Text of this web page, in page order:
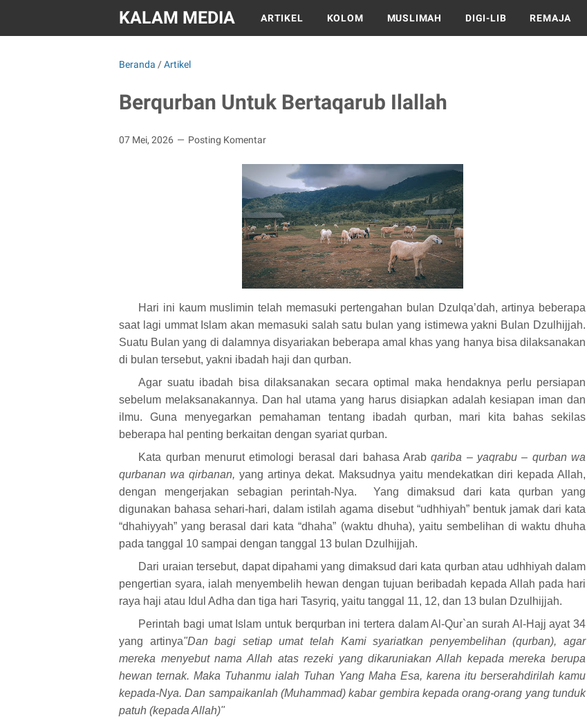
KALAM MEDIA ARTIKEL KOLOM MUSLIMAH DIGI-LIB REMAJA
Beranda /Artikel
Berqurban Untuk Bertaqarub Ilallah
07 Mei, 2026 Posting Komentar
Hari ini kaum muslimin telah memasuki pertengahan bulan Dzulqa’dah, artinya beberapa
saat lagi ummat Islam akan memasuki salah satu bulan yang istimewa yakni Bulan Dzulhijjah.
Suatu Bulan yang di dalamnya disyariakan beberapa amal khas yang hanya bisa dilaksanakan
di bulan tersebut, yakni ibadah haji dan qurban.
Agar suatu ibadah bisa dilaksanakan secara optimal maka hendaknya perlu persiapan
sebelum melaksanakannya. Dan hal utama yang harus disiapkan adalah kesiapan iman dan
ilmu. Guna menyegarkan pemahaman tentang ibadah qurban, mari kita bahas sekilas
beberapa hal penting berkaitan dengan syariat qurban.
Kata qurban menurut etimologi berasal dari bahasa Arabqariba – yaqrabu – qurban wa
qurbanan wa qirbanan, yang artinya dekat. Maksudnya yaitu mendekatkan diri kepada Allah,
dengan mengerjakan sebagian perintah-Nya. Yang dimaksud dari kata qurban yang
digunakan bahasa sehari-hari, dalam istilah agama disebut “udhhiyah” bentuk jamak dari kata
“dhahiyyah” yang berasal dari kata “dhaha” (waktu dhuha), yaitu sembelihan di waktu dhuha
pada tanggal 10 sampai dengan tanggal 13 bulan Dzulhijjah.
Dari uraian tersebut, dapat dipahami yang dimaksud dari kata qurban atau udhhiyah dalam
pengertian syara, ialah menyembelih hewan dengan tujuan beribadah kepada Allah pada hari
raya haji atau Idul Adha dan tiga hari Tasyriq, yaitu tanggal 11, 12, dan 13 bulan Dzulhijjah.
Perintah bagi umat Islam untuk berqurban ini tertera dalam Al-Qur`an surah Al-Hajj ayat 34
yang artinya"Dan bagi setiap umat telah Kami syariatkan penyembelihan (qurban), agar
mereka menyebut nama Allah atas rezeki yang dikaruniakan Allah kepada mereka berupa
hewan ternak. Maka Tuhanmu ialah Tuhan Yang Maha Esa, karena itu berserahdirilah kamu
kepada-Nya. Dan sampaikanlah (Muhammad) kabar gembira kepada orang-orang yang tunduk
patuh (kepada Allah)"